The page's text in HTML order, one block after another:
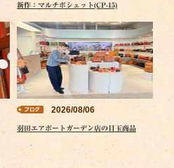
新作：マルチポシェット(CP-15)
2026/08/06
羽田エアポートガーデン店の目玉商品